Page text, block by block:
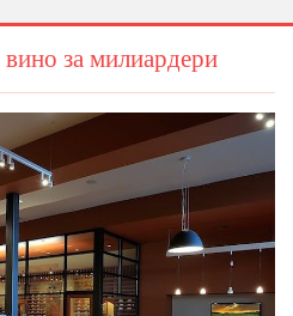
за милиардери